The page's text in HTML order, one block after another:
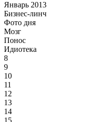
Январь 2013
Бизнес-линч
Фото дня
Мозг
Понос
Идиотека
8
9
10
11
12
13
14
15